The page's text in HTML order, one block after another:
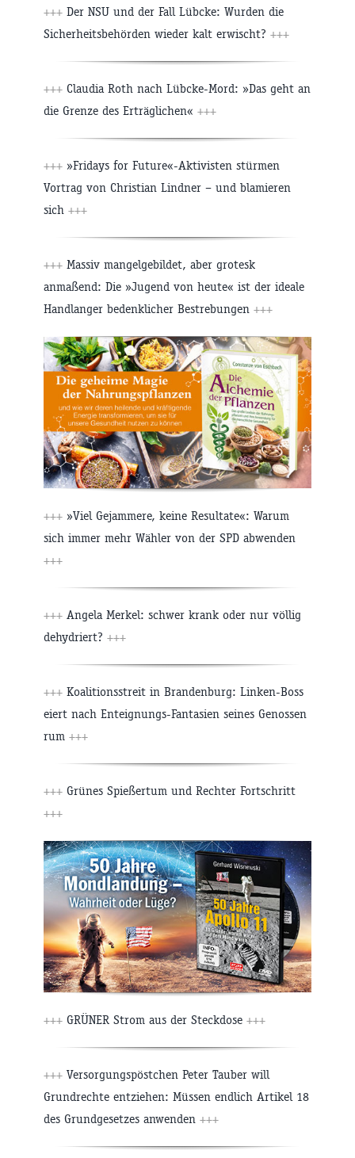
+++ Der NSU und der Fall Lübcke: Wurden die
Sicherheitsbehörden wieder kalt erwischt? +++
+++ Claudia Roth nach Lübcke-Mord: »Das geht an
die Grenze des Erträglichen« +++
+++ »Fridays for Future«-Aktivisten stürmen
Vortrag von Christian Lindner – und blamieren
sich +++
+++ Massiv mangelgebildet, aber grotesk
anmaßend: Die »Jugend von heute« ist der ideale
Handlanger bedenklicher Bestrebungen +++
+++ »Viel Gejammere, keine Resultate«: Warum
sich immer mehr Wähler von der SPD abwenden
+++
+++ Angela Merkel: schwer krank oder nur völlig
dehydriert? +++
+++ Koalitionsstreit in Brandenburg: Linken-Boss
eiert nach Enteignungs-Fantasien seines Genossen
rum +++
+++ Grünes Spießertum und Rechter Fortschritt
+++
+++ GRÜNER Strom aus der Steckdose +++
+++ Versorgungspöstchen Peter Tauber will
Grundrechte entziehen: Müssen endlich Artikel 18
des Grundgesetzes anwenden +++